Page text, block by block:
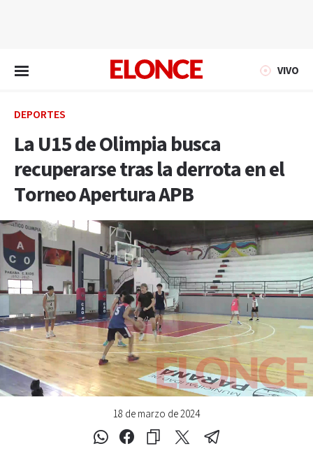
VIVO
DEPORTES
La U15 de Olimpia busca
recuperarse tras la derrota en el
Torneo Apertura APB
18 de marzo de 2024